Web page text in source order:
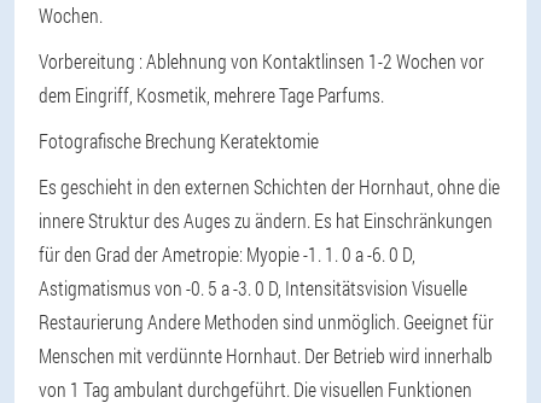
Wochen.
Vorbereitung : Ablehnung von Kontaktlinsen 1-2 Wochen vor
dem Eingriff, Kosmetik, mehrere Tage Parfums.
Fotografische Brechung Keratektomie
Es geschieht in den externen Schichten der Hornhaut, ohne die
innere Struktur des Auges zu ändern. Es hat Einschränkungen
für den Grad der Ametropie: Myopie -1. 1. 0 a -6. 0 D,
Astigmatismus von -0. 5 a -3. 0 D, IntensitätsvisionVisuelle
RestaurierungAndere Methoden sind unmöglich. Geeignet für
Menschen mit verdünnte Hornhaut. Der Betrieb wird innerhalb
von 1 Tag ambulant durchgeführt. Die visuellen Funktionen